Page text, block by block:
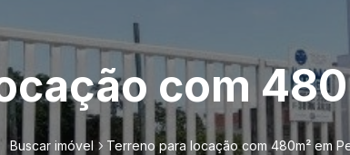
com
Buscar imóvel Terreno para locação com 480m² em